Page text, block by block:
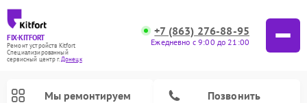
FIX-KITFORT
Ремонт устройств Kitfort
Специализированный
cервисный центр г.Донецк
+7 (863) 276-88-95
Ежедневно с 9:00 до 21:00
Мы ремонтируем Позвонить